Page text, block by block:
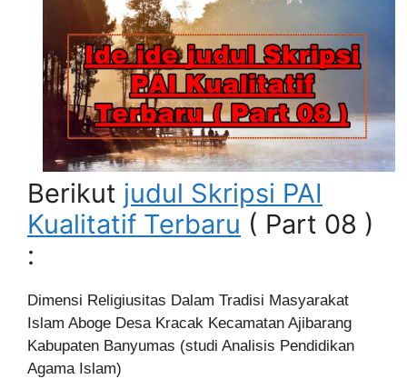
Berikut judul Skripsi PAI
Kualitatif Terbaru ( Part 08 )
:
Dimensi Religiusitas Dalam Tradisi Masyarakat
Islam Aboge Desa Kracak Kecamatan Ajibarang
Kabupaten Banyumas (studi Analisis Pendidikan
Agama Islam)